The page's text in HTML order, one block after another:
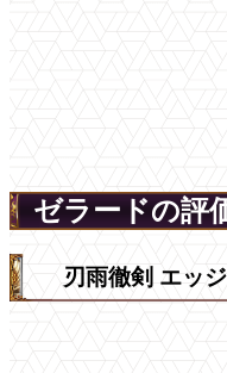
ゼラードの評
刃雨徹剣 エッ